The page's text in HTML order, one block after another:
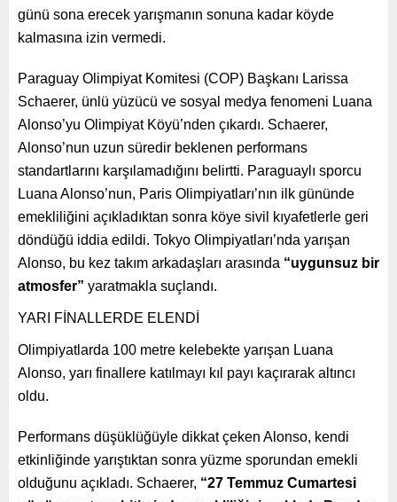
günü sona erecek yarışmanın sonuna kadar köyde
kalmasına izin vermedi.
Paraguay Olimpiyat Komitesi (COP) Başkanı Larissa
Schaerer, ünlü yüzücü ve sosyal medya fenomeni Luana
Alonso’yu Olimpiyat Köyü’nden çıkardı. Schaerer,
Alonso’nun uzun süredir beklenen performans
standartlarını karşılamadığını belirtti. Paraguaylı sporcu
Luana Alonso’nun, Paris Olimpiyatları’nın ilk gününde
emekliliğini açıkladıktan sonra köye sivil kıyafetlerle geri
döndüğü iddia edildi. Tokyo Olimpiyatları’nda yarışan
Alonso, bu kez takım arkadaşları arasında “uygunsuz bir
atmosfer” yaratmakla suçlandı.
YARI FİNALLERDE ELENDİ
Olimpiyatlarda 100 metre kelebekte yarışan Luana
Alonso, yarı finallere katılmayı kıl payı kaçırarak altıncı
oldu.
Performans düşüklüğüyle dikkat çeken Alonso, kendi
etkinliğinde yarıştıktan sonra yüzme sporundan emekli
olduğunu açıkladı. Schaerer, “27 Temmuz Cumartesi